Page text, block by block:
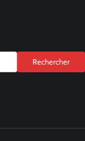
Rechercher